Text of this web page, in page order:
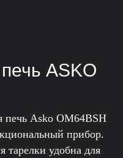
ASKO
печь Asko OM64BSH
прибор.
тарелки удобна для